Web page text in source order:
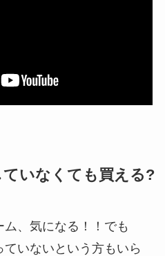
いなくても買える?
、気になる！！でも
いないという方もいら